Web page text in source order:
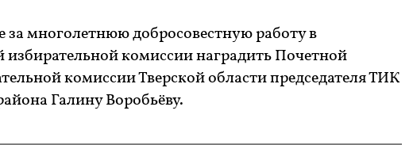
многолетнюю добросовестную работу в
избирательной комиссии наградить Почетной
комиссии Тверской области председателя ТИК
Галину Воробьёву.